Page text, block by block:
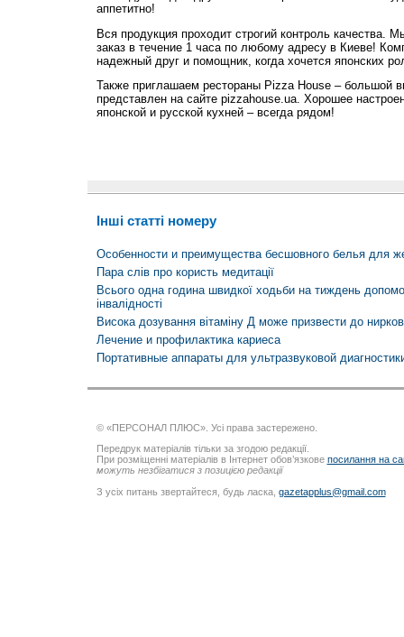
аппетитно!
Вся продукция проходит строгий контроль качества.
заказ в течение 1 часа по любому адресу в Киеве!
надежный друг и помощник, когда хочется японских
Также приглашаем рестораны Pizza House – большой
представлен на сайте pizzahouse.ua. Хорошее
японской и русской кухней – всегда рядом!
Інші статті номеру
Особенности и преимущества бесшовного белья для
Пара слів про користь медитації
Всього одна година швидкої ходьби на тиждень
інвалідності
Висока дозування вітаміну Д може призвести до
Лечение и профилактика кариеса
Портативные аппараты для ультразвуковой
© «ПЕРСОНАЛ ПЛЮС». Усі права застережено.
Передрук матеріалів тільки за згодою редакції.
При розміщенні матеріалів в Інтернет обов’язкове посилання на
можуть незбігатися з позицією редакції
З усіх питань звертайтеся, будь ласка, gazetapplus@gmail.com